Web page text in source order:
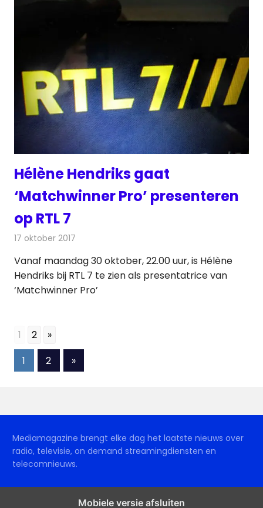
Hélène Hendriks gaat
‘Matchwinner Pro’ presenteren
op RTL 7
17 oktober 2017
Vanaf maandag 30 oktober, 22.00 uur, is Hélène
Hendriks bij RTL 7 te zien als presentatrice van
‘Matchwinner Pro’
1 2 »
Berichten
1 2
Volgende
berichten
»
Mediamagazine brengt elke dag het laatste nieuws over
radio, televisie, on demand streamingdiensten en
telecomnieuws.
Mobiele versie afsluiten